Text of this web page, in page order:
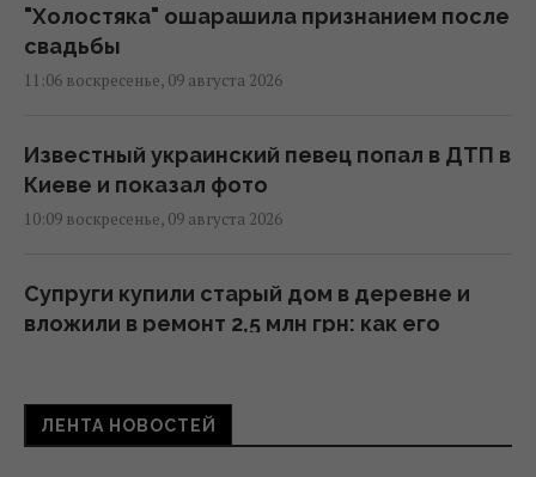
"Холостяка" ошарашила признанием после
свадьбы
11:06 воскресенье, 09 августа 2026
Известный украинский певец попал в ДТП в
Киеве и показал фото
10:09 воскресенье, 09 августа 2026
Супруги купили старый дом в деревне и
вложили в ремонт 2,5 млн грн: как его
ЛЕНТА НОВОСТЕЙ